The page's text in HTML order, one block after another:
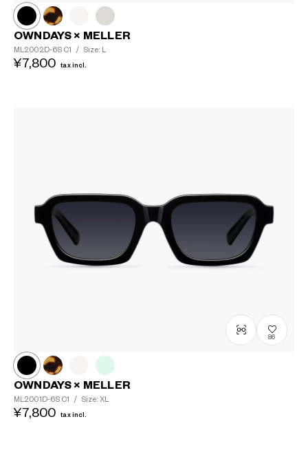
OWNDAYS × MELLER
ML2002D-6S C1 / Size: L
¥7,800 tax incl.
86
OWNDAYS × MELLER
ML2001D-6S C1 / Size: XL
¥7,800 tax incl.